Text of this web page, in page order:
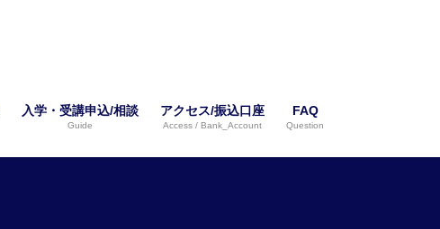
入学・受講申込/相談
Guide
アクセス/振込口座
Access / Bank_Account
FAQ
Question